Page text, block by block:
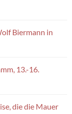
Biermann in
13.-16.
die die Mauer